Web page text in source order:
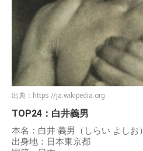
出典： https://ja.wikipedia.org
TOP24：白井義男
本名：白井 義男（しらい よしお）
出身地：日本東京都